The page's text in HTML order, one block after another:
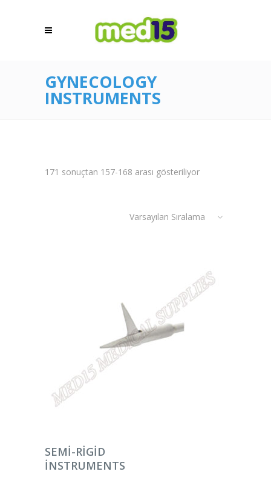
GYNECOLOGY
INSTRUMENTS
171 sonuçtan 157-168 arası gösteriliyor
Varsayılan Sıralama
DEVAMINI OKU
SEMI-RIGID
INSTRUMENTS